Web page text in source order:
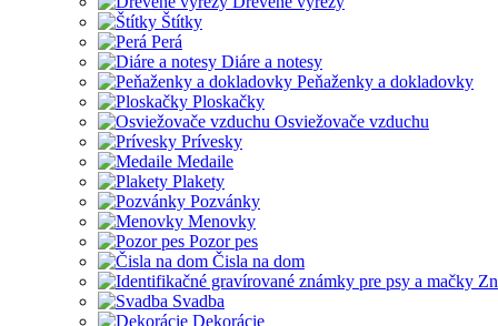
Štítky
Perá
Diáre a notesy
Peňaženky a dokladovky
Ploskačky
Osviežovače vzduchu
Prívesky
Medaile
Plakety
Pozvánky
Menovky
Pozor pes
Čisla na dom
Svadba
Dekorácie